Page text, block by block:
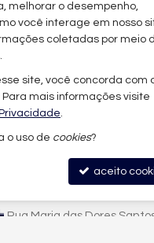
LFB IMÓVEIS
Rua Maria das Dores
melhorar o desempenho,
você interage em nosso
coletadas por meio
site, você concorda com
Para mais informações visite
.
o uso de cookies?
aceito